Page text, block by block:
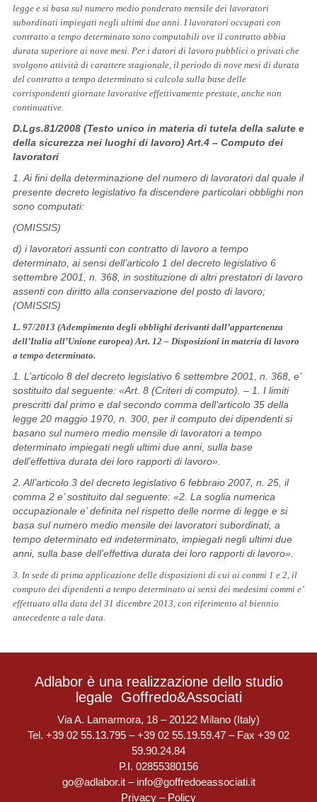
legge e si basa sul numero medio ponderato mensile dei lavoratori
subordinati impiegati negli ultimi due anni. I lavoratori occupati con
contratto a tempo determinato sono computabili ove il contratto abbia
durata superiore ai nove mesi. Per i datori di lavoro pubblici o privati che
svolgono attività di carattere stagionale, il periodo di nove mesi di durata
del contratto a tempo determinato si calcola sulla base delle
corrispondenti giornate lavorative effettivamente prestate, anche non
continuative.
D.Lgs.81/2008 (Testo unico in materia di tutela della salute e
della sicurezza nei luoghi di lavoro) Art.4 – Computo dei
lavoratori
1. Ai fini della determinazione del numero di lavoratori dal quale il
presente decreto legislativo fa discendere particolari obblighi non
sono computati:
(OMISSIS)
d) i lavoratori assunti con contratto di lavoro a tempo
determinato, ai sensi dell’articolo 1 del decreto legislativo 6
settembre 2001, n. 368, in sostituzione di altri prestatori di lavoro
assenti con diritto alla conservazione del posto di lavoro;
(OMISSIS)
L. 97/2013 (Adempimento degli obblighi derivanti dall’appartenenza
dell’Italia all’Unione europea) Art. 12 – Disposizioni in materia di lavoro
a tempo determinato.
1. L’articolo 8 del decreto legislativo 6 settembre 2001, n. 368, e’
sostituito dal seguente: «Art. 8 (Criteri di computo). – 1. I limiti
prescritti dal primo e dal secondo comma dell’articolo 35 della
legge 20 maggio 1970, n. 300, per il computo dei dipendenti si
basano sul numero medio mensile di lavoratori a tempo
determinato impiegati negli ultimi due anni, sulla base
dell’effettiva durata dei loro rapporti di lavoro».
2. All’articolo 3 del decreto legislativo 6 febbraio 2007, n. 25, il
comma 2 e’ sostituito dal seguente: «2. La soglia numerica
occupazionale e’ definita nel rispetto delle norme di legge e si
basa sul numero medio mensile dei lavoratori subordinati, a
tempo determinato ed indeterminato, impiegati negli ultimi due
anni, sulla base dell’effettiva durata dei loro rapporti di lavoro».
3. In sede di prima applicazione delle disposizioni di cui ai commi 1 e 2, il
computo dei dipendenti a tempo determinato ai sensi dei medesimi commi e’
effettuato alla data del 31 dicembre 2013, con riferimento al biennio
antecedente a tale data.
Adlabor è una realizzazione dello studio
legale Goffredo&Associati
Via A. Lamarmora, 18 – 20122 Milano (Italy)
Tel. +39 02 55.13.795 – +39 02 55.19.59.47 – Fax +39 02
59.90.24.84
P.I. 02855380156
go@adlabor.it– info@goffredoeassociati.it
Privacy – Policy